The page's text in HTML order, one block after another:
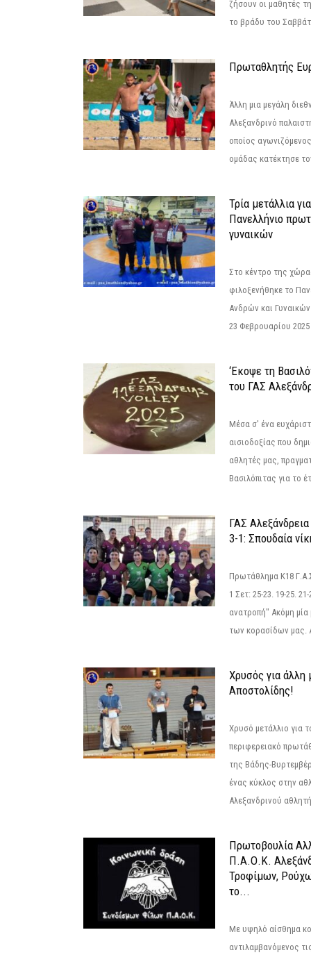
ζήσουν οι μαθητές
το βράδυ του
Πρωταθλητής
Άλλη μια μεγάλη
Αλεξανδρινό
οποίος
ομάδας κατέκτησε
Τρία μετάλλια
Πανελλήνιο
γυναικών
Στο κέντρο της
φιλοξενήθηκε το
Ανδρών και
23 Φεβρουαρίου
‘Εκοψε τη
του ΓΑΣ
Μέσα σ' ένα
αισιοδοξίας που
αθλητές μας,
Βασιλόπιτας για το
ΓΑΣ
3-1: Σπουδαία
Πρωτάθλημα Κ18
1 Σετ: 25-23. 19-25.
ανατροπή" Ακόμη μία
των κορασίδων μας.
Χρυσός για άλλη
Αποστολίδης!
Χρυσό μετάλλιο για
περιφερειακό
της Βάδης-
ένας κύκλος στην
Αλεξανδρινού
Πρωτοβουλία
Π.Α.Ο.Κ.
Τροφίμων,
το...
Με υψηλό αίσθημα
αντιλαμβανόμενος